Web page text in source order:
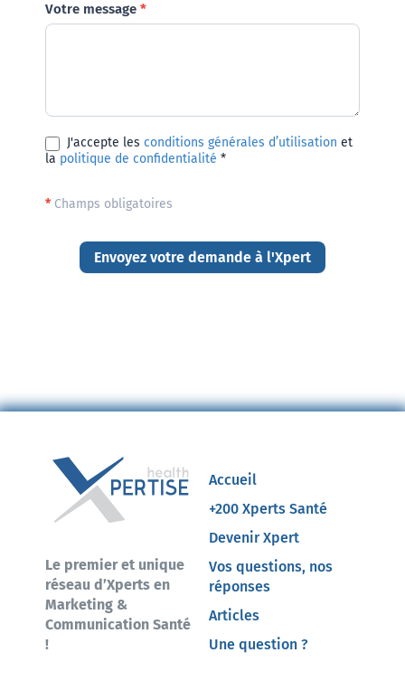
Votre message *
J'accepte les conditions générales d’utilisation et
la politique de confidentialité *
*Champs obligatoires
Envoyez votre demande à l'Xpert
Le premier et unique
réseau d’Xperts en
Marketing &
Communication Santé
!
Accueil
+200 Xperts Santé
Devenir Xpert
Vos questions, nos
réponses
Articles
Une question ?